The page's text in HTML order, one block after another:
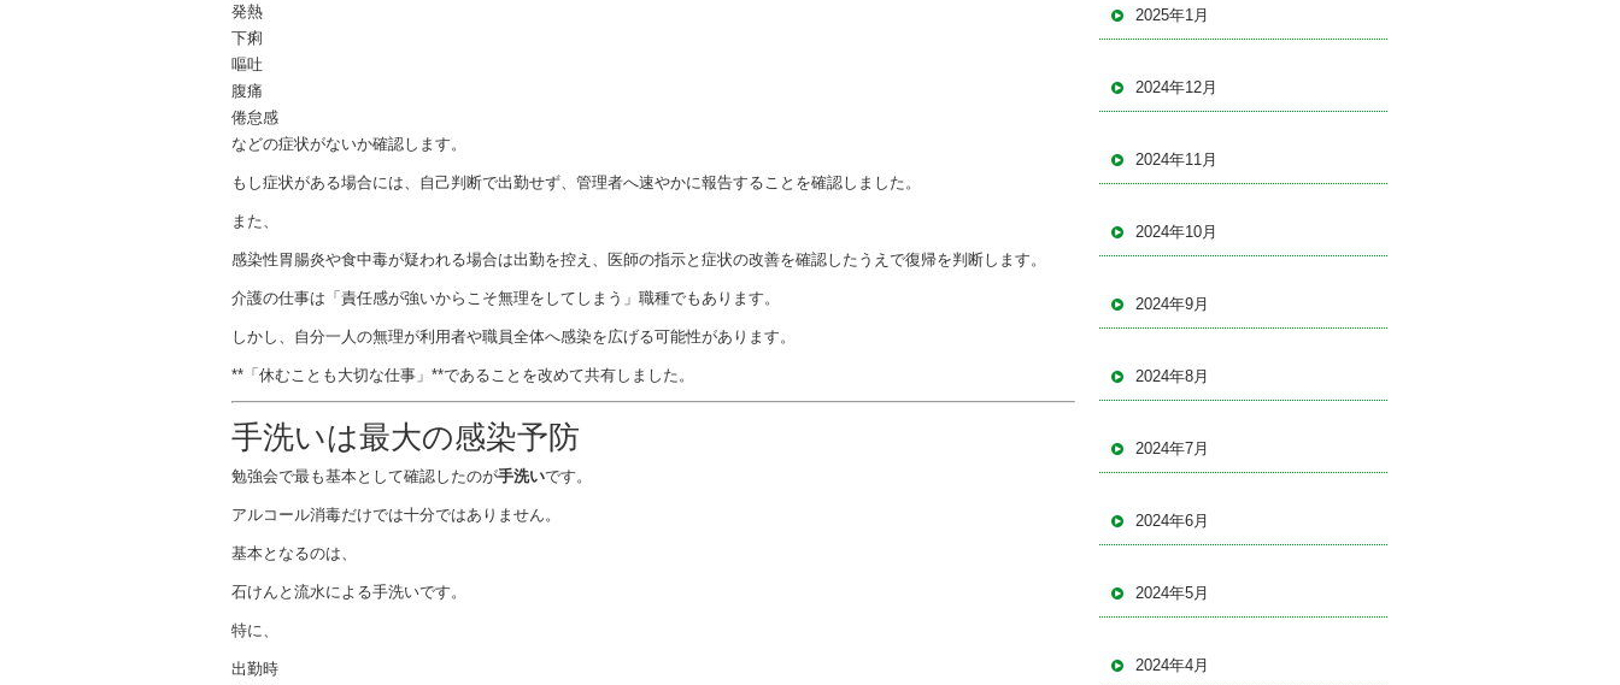
発熱
下痢
嘔吐
腹痛
倦怠感
などの症状がないか確認します。
もし症状がある場合には、自己判断で出勤せず、管理者へ速やかに報告することを確認しました。
また、
感染性胃腸炎や食中毒が疑われる場合は出勤を控え、医師の指示と症状の改善を確認したうえで復帰を判断します。
介護の仕事は「責任感が強いからこそ無理をしてしまう」職種でもあります。
しかし、自分一人の無理が利用者や職員全体へ感染を広げる可能性があります。
**「休むことも大切な仕事」**であることを改めて共有しました。
手洗いは最大の感染予防
勉強会で最も基本として確認したのが手洗いです。
アルコール消毒だけでは十分ではありません。
基本となるのは、
石けんと流水による手洗いです。
特に、
出勤時
2025年1月
2024年12月
2024年11月
2024年10月
2024年9月
2024年8月
2024年7月
2024年6月
2024年5月
2024年4月